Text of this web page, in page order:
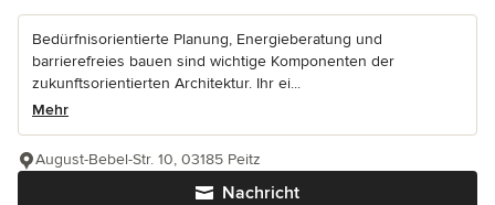
Bedürfnisorientierte Planung, Energieberatung und
barrierefreies bauen sind wichtige Komponenten der
zukunftsorientierten Architektur. Ihr ei...
Mehr
Nachricht
August-Bebel-Str. 10, 03185 Peitz